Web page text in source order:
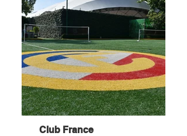
Club France